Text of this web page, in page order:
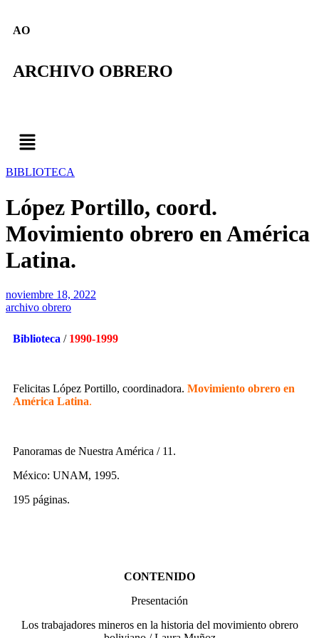
AO
ARCHIVO OBRERO
BIBLIOTECA
López Portillo, coord.
Movimiento obrero en América
Latina.
noviembre 18, 2022
archivo obrero
Biblioteca / 1990-1999
Felicitas López Portillo, coordinadora. Movimiento obrero en
América Latina.
Panoramas de Nuestra América / 11.
México: UNAM, 1995.
195 páginas.
CONTENIDO
Presentación
Los trabajadores mineros en la historia del movimiento obrero